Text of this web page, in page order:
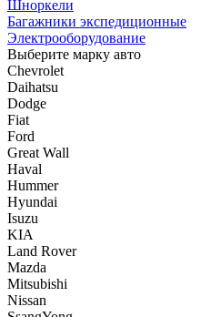
Шноркели
Багажники экспедиционные
Электрооборудование
Выберите марку авто
Chevrolet
Daihatsu
Dodge
Fiat
Ford
Great Wall
Haval
Hummer
Hyundai
Isuzu
KIA
Land Rover
Mazda
Mitsubishi
Nissan